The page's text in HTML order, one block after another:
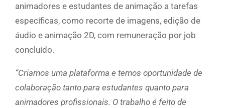
animadores e estudantes de animação a tarefas
específicas, como recorte de imagens, edição de
áudio e animação 2D, com remuneração por job
concluído.
“Criamos uma plataforma e temos oportunidade de
colaboração tanto para estudantes quanto para
animadores profissionais. O trabalho é feito de